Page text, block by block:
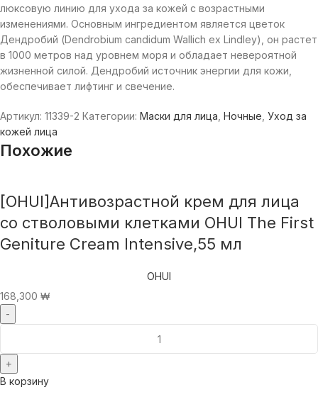
люксовую линию для ухода за кожей с возрастными
изменениями. Основным ингредиентом является цветок
Дендробий (Dendrobium candidum Wallich ex Lindley), он растет
в 1000 метров над уровнем моря и обладает невероятной
жизненной силой. Дендробий источник энергии для кожи,
обеспечивает лифтинг и свечение.
Артикул: 11339-2 Категории: Маски для лица Ночные Уход за
кожей лица
Похожие
[OHUI]Антивозрастной крем для лица
со стволовыми клетками OHUI The First
Geniture Cream Intensive,55 мл
OHUI
168,300 ₩
В корзину